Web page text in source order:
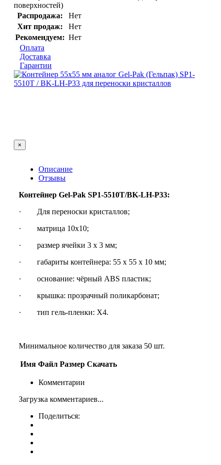
поверхностей)
Распродажа:
Нет
Хит продаж:
Нет
Рекомендуем: Нет
Оплата
Доставка
Гарантии
×
Описание
Отзывы
Контейнер Gel-Pak SP1-5510T/BK-LH-P33:
· Для переноски кристаллов;
· матрица 10х10;
· размер ячейки 3 х 3 мм;
· габариты контейнера: 55 х 55 х 10 мм;
· основание: чёрный ABS пластик;
· крышка: прозрачный поликарбонат;
· тип гель-пленки: X4.
Минимальное количество для заказа 50 шт.
Имя Файл Размер Скачать
Комментарии
Загрузка комментариев...
Поделиться: